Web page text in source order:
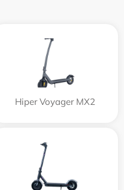
Hiper Voyager MX2